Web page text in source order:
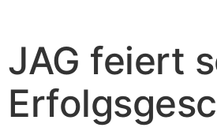
JAG feiert